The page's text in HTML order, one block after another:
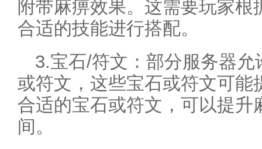
附带麻痹效果。这需要玩家
合适的技能进行搭配。
3.宝石/符文：部分服务器
或符文，这些宝石或符文可能
合适的宝石或符文，可以提升
间。